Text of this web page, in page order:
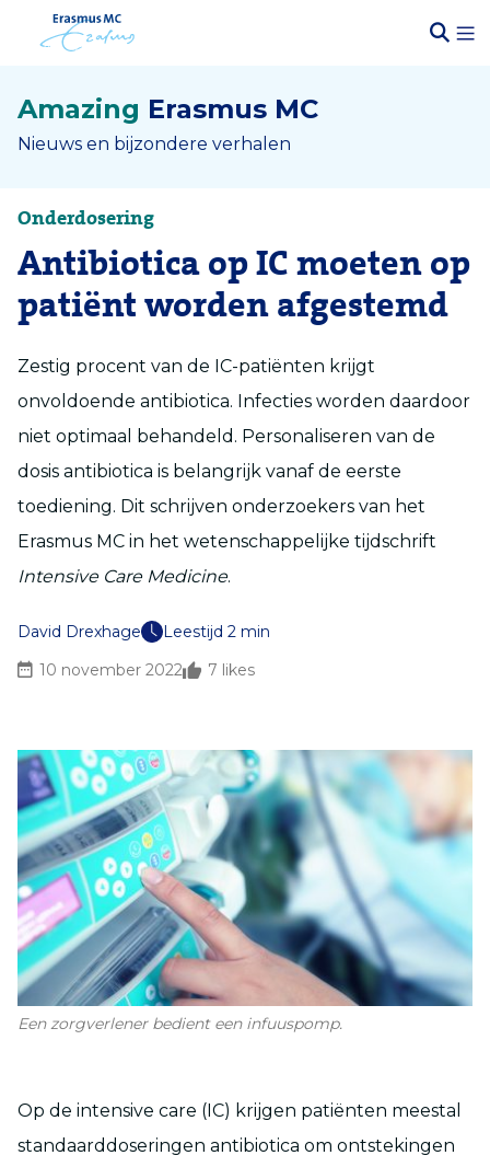
Amazing Erasmus MC
Nieuws en bijzondere verhalen
Onderdosering
Antibiotica op IC moeten op
patiënt worden afgestemd
Zestig procent van de IC-patiënten krijgt
onvoldoende antibiotica. Infecties worden daardoor
niet optimaal behandeld. Personaliseren van de
dosis antibiotica is belangrijk vanaf de eerste
toediening. Dit schrijven onderzoekers van het
Erasmus MC in het wetenschappelijke tijdschrift
Intensive Care Medicine.
David Drexhage
Leestijd 2 min
10 november 2022
7 likes
Een zorgverlener bedient een infuuspomp.
Op de intensive care (IC) krijgen patiënten meestal
standaarddoseringen antibiotica om ontstekingen